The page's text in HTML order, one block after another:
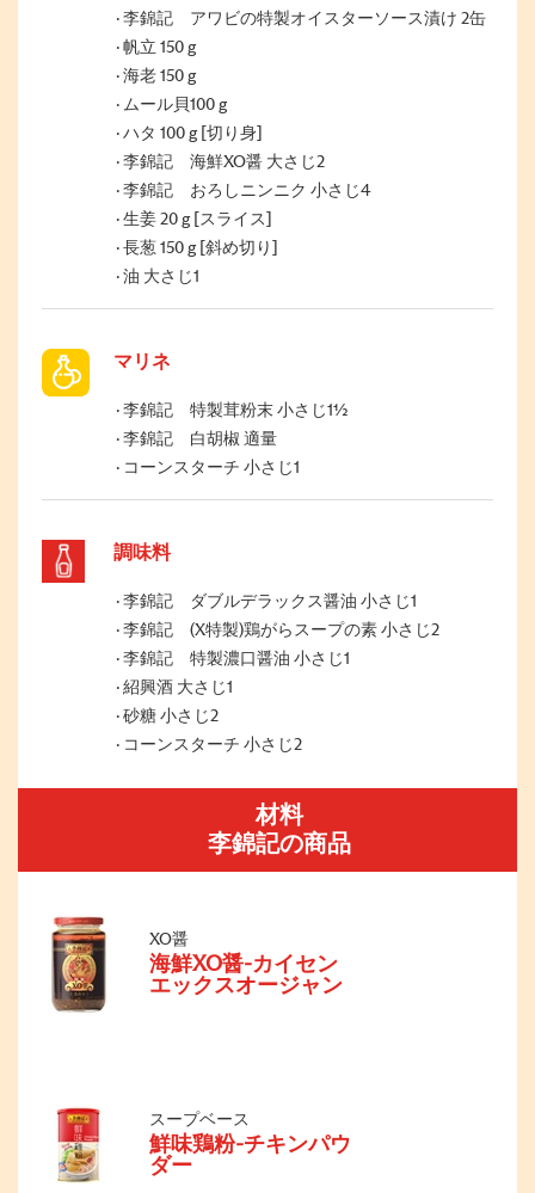
李錦記 アワビの特製オイスターソース漬け 2缶
帆立 150 g
海老 150 g
ムール貝100 g
ハタ 100 g [切り身]
李錦記 海鮮XO醤 大さじ2
李錦記 おろしニンニク 小さじ4
生姜 20 g [スライス]
長葱 150 g [斜め切り]
油 大さじ1
マリネ
李錦記 特製茸粉末 小さじ1½
李錦記 白胡椒 適量
コーンスターチ 小さじ1
調味料
李錦記 ダブルデラックス醤油 小さじ1
李錦記 (X特製)鶏がらスープの素 小さじ2
李錦記 特製濃口醤油 小さじ1
紹興酒 大さじ1
砂糖 小さじ2
コーンスターチ 小さじ2
材料
李錦記の商品
XO醤
海鮮XO醤-カイセン
エックスオージャン
スープベース
鮮味鶏粉-チキンパウ
ダー